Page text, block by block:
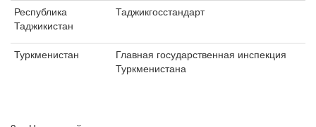
Республика
Таджикистан
Таджикгосстандарт
Туркменистан
Главная государственная инспекция
Туркменистана